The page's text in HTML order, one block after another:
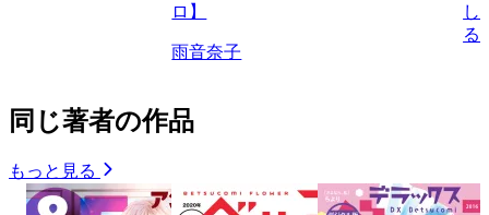
ロ】
雨音奈子
し
る
同じ著者の作品
もっと見る